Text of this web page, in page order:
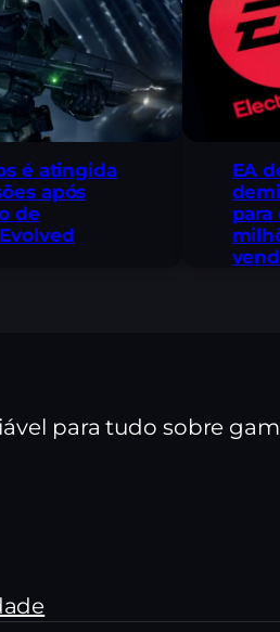
é atingida
após
de
EA
para
para tudo sobre